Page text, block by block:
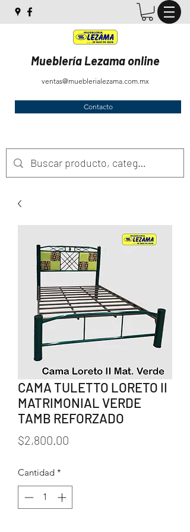
Mueblería Lezama online
ventas@mueblerialezama.com.mx
Contacto
CAMA TULETTO LORETO II
MATRIMONIAL VERDE
TAMB REFORZADO
$2,800.00
Cantidad *